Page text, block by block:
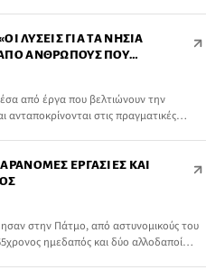
ΛΎΣΕΙΣ ΓΙΑ ΤΑ ΝΗΣΙΆ
ΑΝΘΡΏΠΟΥΣ ΠΟΥ
ΑΝΆΓΚΕΣ»
από έργα που βελτιώνουν την
στις πραγματικές
ΕΡΓΑΣΊΕΣ ΚΑΙ
στην Πάτμο, από αστυνομικούς του
ημεδαπός και δύο αλλοδαποί